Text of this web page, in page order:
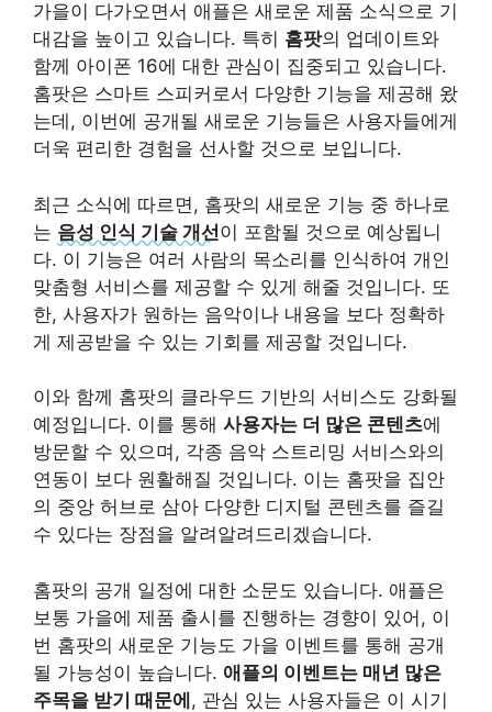
가을이 다가오면서 애플은 새로운 제품 소식으로 기
대감을 높이고 있습니다. 특히 홈팟의 업데이트와
함께 아이폰 16에 대한 관심이 집중되고 있습니다.
홈팟은 스마트 스피커로서 다양한 기능을 제공해 왔
는데, 이번에 공개될 새로운 기능들은 사용자들에게
더욱 편리한 경험을 선사할 것으로 보입니다.
최근 소식에 따르면, 홈팟의 새로운 기능 중 하나로
는 음성 인식 기술 개선이 포함될 것으로 예상됩니
다. 이 기능은 여러 사람의 목소리를 인식하여 개인
맞춤형 서비스를 제공할 수 있게 해줄 것입니다. 또
한, 사용자가 원하는 음악이나 내용을 보다 정확하
게 제공받을 수 있는 기회를 제공할 것입니다.
이와 함께 홈팟의 클라우드 기반의 서비스도 강화될
예정입니다. 이를 통해 사용자는 더 많은 콘텐츠에
방문할 수 있으며, 각종 음악 스트리밍 서비스와의
연동이 보다 원활해질 것입니다. 이는 홈팟을 집안
의 중앙 허브로 삼아 다양한 디지털 콘텐츠를 즐길
수 있다는 장점을 알려알려드리겠습니다.
홈팟의 공개 일정에 대한 소문도 있습니다. 애플은
보통 가을에 제품 출시를 진행하는 경향이 있어, 이
번 홈팟의 새로운 기능도 가을 이벤트를 통해 공개
될 가능성이 높습니다. 애플의 이벤트는 매년 많은
주목을 받기 때문에, 관심 있는 사용자들은 이 시기